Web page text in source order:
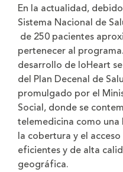
En la actualidad,
Sistema Nacional de
de 250 pacientes
pertenecer al
desarrollo de IoHeart
del Plan Decenal de
promulgado por el
Social, donde se
telemedicina como
la cobertura y el
eficientes y de alta
geográfica.